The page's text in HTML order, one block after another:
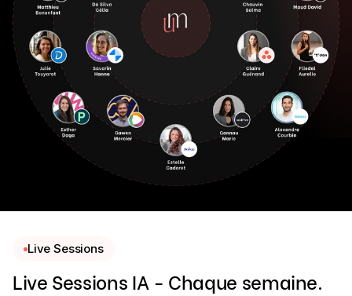
Live Sessions
Live Sessions IA - Chaque semaine.